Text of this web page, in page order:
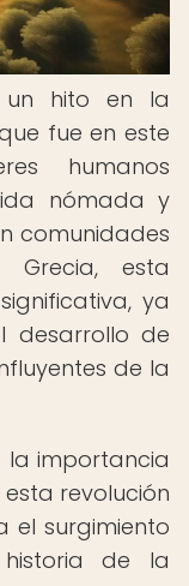
un hito en la
fue en este
humanos
nómada y
comunidades
Grecia, esta
ya
desarrollo de
de la
la importancia
revolución
el surgimiento
de la